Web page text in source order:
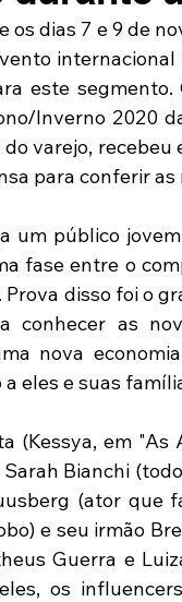
dias 7 e 9 de
este
Inverno 2020
varejo,
para conferir as
um público
fase entre o
disso foi o
conhecer as
nova
eles e suas
(Kessya, em "As
Bianchi
(ator que
e seu irmão
Guerra e
os